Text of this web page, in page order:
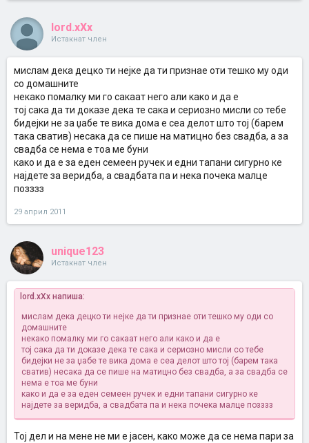
lord.xXx
Истакнат член
мислам дека децко ти нејке да ти признае оти тешко му оди
со домашните
некако помалку ми го сакаат него али како и да е
тој сака да ти доказе дека те сака и сериозно мисли со тебе
бидејки не за џабе те вика дома е сеа делот што тој (барем
така сватив) несака да се пише на матицно без свадба, а за
свадба се нема е тоа ме буни
како и да е за еден семеен ручек и едни тапани сигурно ке
најдете за веридба, а свадбата па и нека почека малце
позззз
29 април 2011
unique123
Истакнат член
lord.xXx напиша:
мислам дека децко ти нејке да ти признае оти тешко му оди со
домашните
некако помалку ми го сакаат него али како и да е
тој сака да ти доказе дека те сака и сериозно мисли со тебе
бидејки не за џабе те вика дома е сеа делот што тој (барем така
сватив) несака да се пише на матицно без свадба, а за свадба се
нема е тоа ме буни
како и да е за еден семеен ручек и едни тапани сигурно ке
најдете за веридба, а свадбата па и нека почека малце позззз
Тој дел и на мене не ми е јасен, како може да се нема пари за